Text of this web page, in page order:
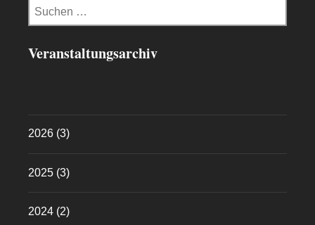
Suchen
nach:
Veranstaltungsarchiv
2026 (3)
2025 (3)
2024 (2)